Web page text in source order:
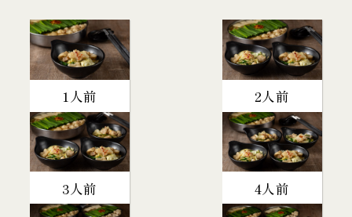
1人前 2人前
3人前 4人前